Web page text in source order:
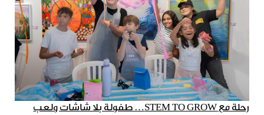
رحلة مع STEM TO GROW… طفولة بلا شاشات ولعب